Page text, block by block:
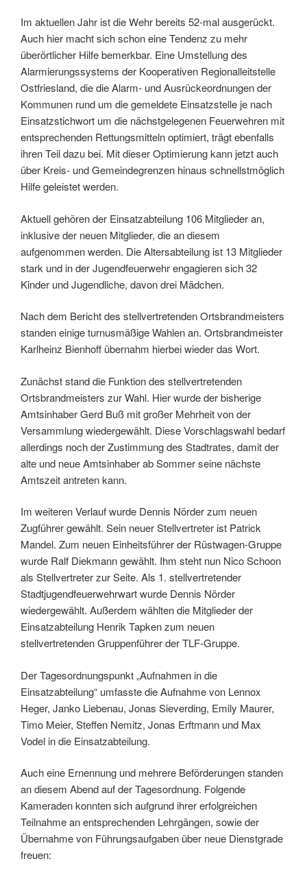
Im aktuellen Jahr ist die Wehr bereits 52-mal ausgerückt.
Auch hier macht sich schon eine Tendenz zu mehr
überörtlicher Hilfe bemerkbar. Eine Umstellung des
Alarmierungssystems der Kooperativen Regionalleitstelle
Ostfriesland, die die Alarm- und Ausrückeordnungen der
Kommunen rund um die gemeldete Einsatzstelle je nach
Einsatzstichwort um die nächstgelegenen Feuerwehren mit
entsprechenden Rettungsmitteln optimiert, trägt ebenfalls
ihren Teil dazu bei. Mit dieser Optimierung kann jetzt auch
über Kreis- und Gemeindegrenzen hinaus schnellstmöglich
Hilfe geleistet werden.
Aktuell gehören der Einsatzabteilung 106 Mitglieder an,
inklusive der neuen Mitglieder, die an diesem
aufgenommen werden. Die Altersabteilung ist 13 Mitglieder
stark und in der Jugendfeuerwehr engagieren sich 32
Kinder und Jugendliche, davon drei Mädchen.
Nach dem Bericht des stellvertretenden Ortsbrandmeisters
standen einige turnusmäßige Wahlen an. Ortsbrandmeister
Karlheinz Bienhoff übernahm hierbei wieder das Wort.
Zunächst stand die Funktion des stellvertretenden
Ortsbrandmeisters zur Wahl. Hier wurde der bisherige
Amtsinhaber Gerd Buß mit großer Mehrheit von der
Versammlung wiedergewählt. Diese Vorschlagswahl bedarf
allerdings noch der Zustimmung des Stadtrates, damit der
alte und neue Amtsinhaber ab Sommer seine nächste
Amtszeit antreten kann.
Im weiteren Verlauf wurde Dennis Nörder zum neuen
Zugführer gewählt. Sein neuer Stellvertreter ist Patrick
Mandel. Zum neuen Einheitsführer der Rüstwagen-Gruppe
wurde Ralf Diekmann gewählt. Ihm steht nun Nico Schoon
als Stellvertreter zur Seite. Als 1. stellvertretender
Stadtjugendfeuerwehrwart wurde Dennis Nörder
wiedergewählt. Außerdem wählten die Mitglieder der
Einsatzabteilung Henrik Tapken zum neuen
stellvertretenden Gruppenführer der TLF-Gruppe.
Der Tagesordnungspunkt „Aufnahmen in die
Einsatzabteilung“ umfasste die Aufnahme von Lennox
Heger, Janko Liebenau, Jonas Sieverding, Emily Maurer,
Timo Meier, Steffen Nemitz, Jonas Erftmann und Max
Vodel in die Einsatzabteilung.
Auch eine Ernennung und mehrere Beförderungen standen
an diesem Abend auf der Tagesordnung. Folgende
Kameraden konnten sich aufgrund ihrer erfolgreichen
Teilnahme an entsprechenden Lehrgängen, sowie der
Übernahme von Führungsaufgaben über neue Dienstgrade
freuen: